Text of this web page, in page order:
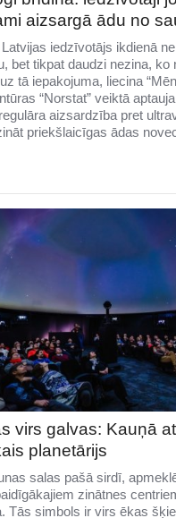
aizsargā ādu no
iedzīvotājs ikdienā
bet tikpat daudzi nezina, ko
tā iepakojuma, liecina
“Norstat” veiktā
aizsardzība pret
priekšlaicīgas ādas
virs galvas: Kauņā
planetārijs
salas pašā sirdī,
zinātnes
Tās simbols ir virs ēkas